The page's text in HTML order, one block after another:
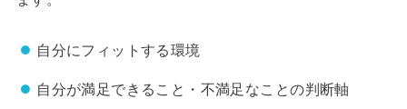
自分にフィットする環境
自分が満足できること・不満足なことの判断軸